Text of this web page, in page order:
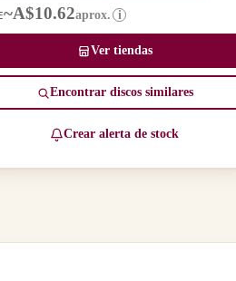
~A$10.62aprox. i
Ver tiendas
Encontrar discos similares
Crear alerta de stock